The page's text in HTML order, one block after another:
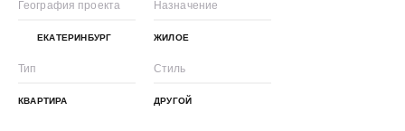
География проекта
ЕКАТЕРИНБУРГ
Назначение
ЖИЛОЕ
Тип
КВАРТИРА
Стиль
ДРУГОЙ